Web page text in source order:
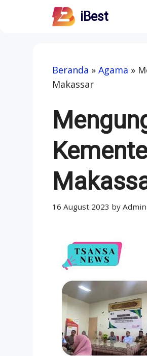
iBest
Beranda » Agama »
Makassar
16 August 2023 by